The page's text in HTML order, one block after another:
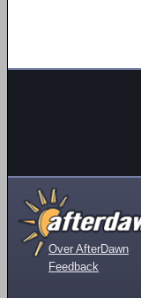
Over AfterDawn
Feedback